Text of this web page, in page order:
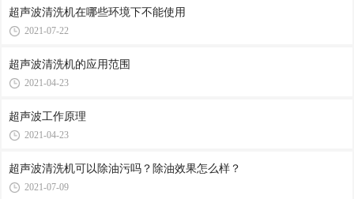
超声波清洗机在哪些环境下不能使用
2021-07-22
超声波清洗机的应用范围
2021-04-23
超声波工作原理
2021-04-23
超声波清洗机可以除油污吗？除油效果怎么样？
2021-07-09